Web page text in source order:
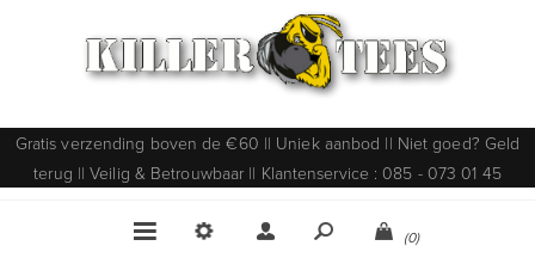
Gratis verzending boven de €60 || Uniek aanbod || Niet goed? Geld
terug || Veilig & Betrouwbaar || Klantenservice : 085 - 073 01 45
(0)